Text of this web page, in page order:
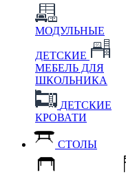
МОДУЛЬНЫЕ
ДЕТСКИЕ
МЕБЕЛЬ ДЛЯ
ШКОЛЬНИКА
ДЕТСКИЕ
КРОВАТИ
СТОЛЫ